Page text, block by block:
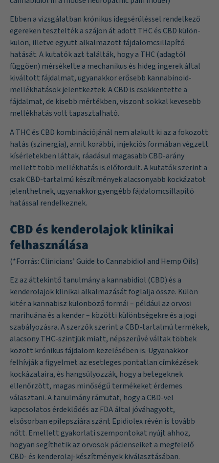
Ebben a vizsgálatban krónikus idegsérüléssel rendelkező
egereken tesztelték a szájon át adott THC és CBD külön-
külön, illetve együtt alkalmazott fájdalomcsillapító
hatását. A kutatók azt találták, hogy a THC (adagtól
függően) mérsékelte a mechanikus és hideg ingerek által
kiváltott fájdalmat, ugyanakkor erősebb kannabinoid-
mellékhatások jelentkeztek. A CBD is csökkentette a
fájdalmat, de kisebb mértékben, viszont sokkal kevesebb
mellékhatás volt tapasztalható.
A THC és CBD kombinációjánál nem alakult ki az a fokozott
hatás (szinergia), amit korábbi, injekciós formában végzett
kísérletekben láttak, ráadásul magasabb CBD-arány
mellett több mellékhatás is előfordult. A kutatók szerint a
csak CBD-tartalmú készítmények alacsonyabb kockázatot
jelenthetnek, ugyanakkor gyengébb fájdalomcsillapító
hatással rendelkeznek.
CBD és kenderolajok klinikai
felhasználása
(*Forrás:Clinicians’ Guide to Cannabidiol and Hemp Oils)
Ez az áttekintő tanulmány a kannabidiol (CBD) és a
kenderolajok klinikai alkalmazását foglalja össze. Külön
kitér a kannabisz különböző formái – például az orvosi
marihuána és a kender – közötti különbségekre és a jogi
szabályozásra. A szerzők szerint a CBD-tartalmú termékek,
alacsony THC-szintjük miatt, népszerűvé váltak többek
között krónikus fájdalom kezelésében is. Ugyanakkor
felhívják a figyelmet az esetleges pontatlan címkézések
kockázataira, és hangsúlyozzák, hogy a betegeknek
ellenőrzött, magas minőségű termékeket érdemes
választani. A tanulmány rámutat, hogy a CBD-vel
kapcsolatos érdeklődés az FDA által jóváhagyott,
elsősorban epilepsziára szánt Epidiolex révén is tovább
nőtt. Emellett gyakorlati szempontokat nyújt ahhoz,
hogyan segíthetik az orvosok pácienseiket a megfelelő
CBD- és kenderolaj-készítmények kiválasztásában.